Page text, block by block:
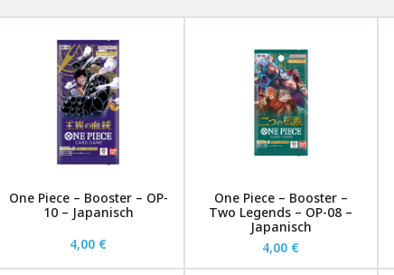
One Piece – Booster – OP-
10 – Japanisch
4,00 €
One Piece – Booster –
Two Legends – OP-08 –
Japanisch
4,00 €